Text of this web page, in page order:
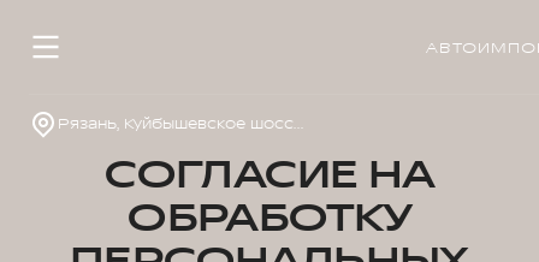
Рязань, Куйбышевское шоссе, д. 40, стр. 1
СОГЛАСИЕ НА
ОБРАБОТКУ